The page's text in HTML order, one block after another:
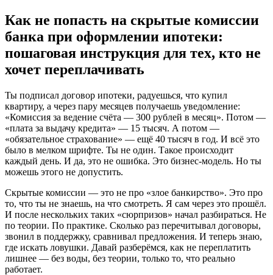
Как не попасть на скрытые комиссии
банка при оформлении ипотеки:
пошаговая инструкция для тех, кто не
хочет переплачивать
Ты подписал договор ипотеки, радуешься, что купил
квартиру, а через пару месяцев получаешь уведомление:
«Комиссия за ведение счёта — 300 рублей в месяц». Потом —
«плата за выдачу кредита» — 15 тысяч. А потом —
«обязательное страхование» — ещё 40 тысяч в год. И всё это
было в мелком шрифте. Ты не один. Такое происходит
каждый день. И да, это не ошибка. Это бизнес-модель. Но ты
можешь этого не допустить.
Скрытые комиссии — это не про «злое банкирство». Это про
то, что ты не знаешь, на что смотреть. Я сам через это прошёл.
И после нескольких таких «сюрпризов» начал разбираться. Не
по теории. По практике. Сколько раз перечитывал договоры,
звонил в поддержку, сравнивал предложения. И теперь знаю,
где искать ловушки. Давай разберёмся, как не переплатить
лишнее — без воды, без теории, только то, что реально
работает.